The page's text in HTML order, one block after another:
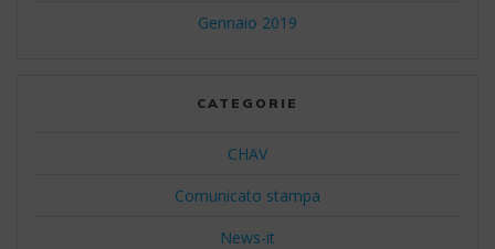
Gennaio 2019
CATEGORIE
CHAV
Comunicato stampa
News-it